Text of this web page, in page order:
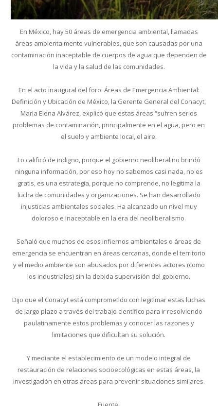
En México, hay 50 áreas de emergencia ambiental, llamadas
áreas ambientalmente vulnerables, que son causadas por una
contaminación inaceptable de cuerpos de agua que dependen de
la vida y la salud de las comunidades.
En el acto inaugural del foro: Áreas de Emergencia Ambiental:
Definición y Ubicación de México, la Gerente General del Conacyt,
María Elena Alvárez, explicó que estas áreas “sufren serios
problemas de contaminación, principalmente en el agua, pero en
el suelo y ambiente local, el aire.
Lo calificó de indigno, porque el gobierno neoliberal no brindó
ninguna información, por eso hoy no sabemos casi nada, no es
gratis, es una estrategia, porque no comprende, no legitima la
lucha de comunidades y organizaciones. Se han desarrollado
injusticias ambientales sociales. Ha alcanzado un nivel muy
doloroso e inaceptable en la era del neoliberalismo.
Señaló que muchos de esos infiernos ambientales o áreas de
emergencia se encuentran en áreas cercanas, donde el territorio
y el medio ambiente son abusados ​​por diferentes actores (como
los industriales) sin la debida supervisión del gobierno.
Dijo que el Conacyt está comprometido con legitimar estas luchas
de largo plazo a través del trabajo científico para ir resolviendo
paulatinamente estos problemas y conocer las razones y
limitaciones que dificultan su solución.
Y mediante el establecimiento de un modelo integral de
restauración de relaciones socioecológicas en estas áreas, la
investigación en otras áreas para prevenir situaciones similares.